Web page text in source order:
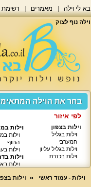
בא לי וילה מאמרים רשימת
וילה נוף לצוק
בחר את הוילה
לפי איזור
וילות בצפון
וילות בגליל
המערבי
וילות בגליל עליון
וילות בכנרת
וילות
וילות
החוף
וילות
וילות
וילות
וילות - עמוד ראשי
וילות